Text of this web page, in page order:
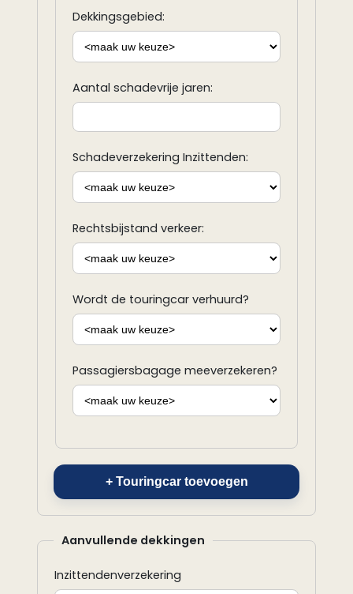
Dekkingsgebied:
Aantal schadevrije jaren:
Schadeverzekering Inzittenden:
Rechtsbijstand verkeer:
Wordt de touringcar verhuurd?
Passagiersbagage meeverzekeren?
+ Touringcar toevoegen
Aanvullende dekkingen
Inzittendenverzekering